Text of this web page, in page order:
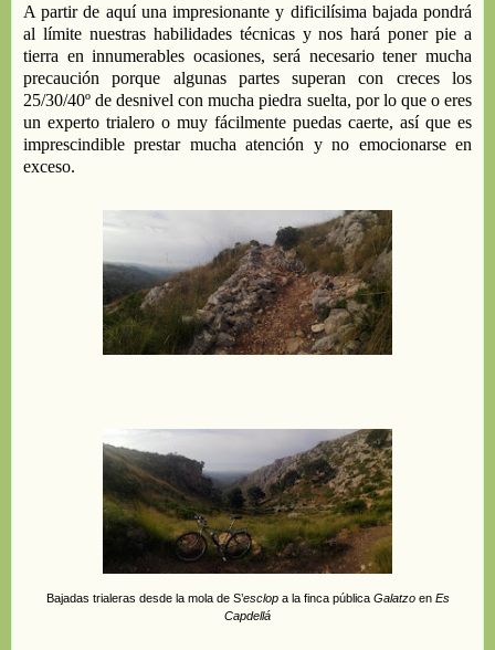
A partir de aquí una impresionante y dificilísima bajadapondrá
al límite nuestras habilidades técnicas y noshará poner pie a
tierra en innumerables ocasiones,será necesario tener mucha
precaución porque algunas partes superan con creces los
25/30/40º de desnivel con mucha piedra suelta, por lo que o eres
un experto trialero o muy fácilmente puedas caerte, así que es
imprescindibleprestar mucha atención y no emocionarseen
exceso.
Bajadas trialeras desde la mola de S’esclopa la finca pública Galatzoen Es
Capdellá